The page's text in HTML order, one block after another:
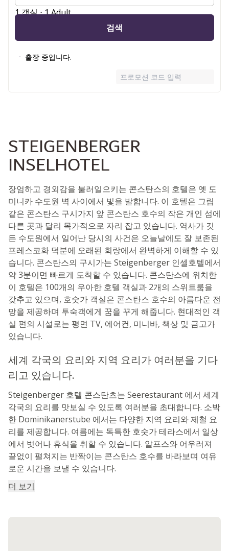
출장 중입니다.
프로모션 코드 입력
장엄하고 경외감을 불러일으키는 콘스탄스의 호텔은 옛 도
미니카 수도원 벽 사이에서 빛을 발합니다. 이 호텔은 그림
같은 콘스탄스 구시가지 앞 콘스탄스 호수의 작은 개인 섬에
든 수도원에서 일어난 당시의 사건은 오늘날에도 잘 보존된
프레스코화 덕분에 오래된 회랑에서 완벽하게 이해할 수 있
습니다. 콘스탄스의 구시가는 Steigenberger 인셀호텔에서
약 3분이면 빠르게 도착할 수 있습니다. 콘스탄스에 위치한
이 호텔은 100개의 우아한 호텔 객실과 2개의 스위트룸을
갖추고 있으며, 호숫가 객실은 콘스탄스 호수의 아름다운 전
망을 제공하며 투숙객에게 꿈을 꾸게 해줍니다. 현대적인 객
실 편의 시설로는 평면 TV, 에어컨, 미니바, 책상 및 금고가
있습니다.
세계 각국의 요리와 지역 요리가 여러분을 기다
리고 있습니다.
각국의 요리를 맛보실 수 있도록 여러분을 초대합니다. 소박
한 Dominikanerstube 에서는 다양한 지역 요리와 제철 요
리를 제공합니다. 여름에는 독특한 호숫가 테라스에서 일상
에서 벗어나 휴식을 취할 수 있습니다. 알프스와 어우러져
끝없이 펼쳐지는 반짝이는 콘스탄스 호수를 바라보며 여유
로운 시간을 보낼 수 있습니다.
더 보기